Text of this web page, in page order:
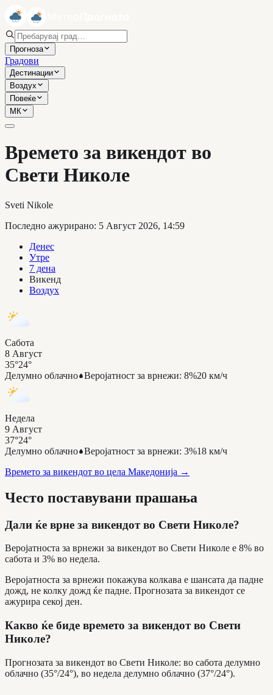
Прогноза
Градови
Дестинации
Воздух
Повеќе
МК
Времето за викендот во
Свети Николе
Sveti Nikole
Последно ажурирано: 5 Август 2026, 14:59
Денес
Утре
7 дена
Викенд
Воздух
Сабота
8 Август
35°24°
Делумно облачно Веројатност за врнежи: 8%20 км/ч
Недела
9 Август
37°24°
Делумно облачно Веројатност за врнежи: 3%18 км/ч
Времето за викендот во цела Македонија →
Често поставувани прашања
Дали ќе врне за викендот во Свети Николе?
Веројатноста за врнежи за викендот во Свети Николе е 8% во
сабота и 3% во недела.
Веројатноста за врнежи покажува колкава е шансата да падне
дожд, не колку дожд ќе падне. Прогнозата за викендот се
ажурира секој ден.
Какво ќе биде времето за викендот во Свети
Николе?
Прогнозата за викендот во Свети Николе: во сабота делумно
облачно (35°/24°), во недела делумно облачно (37°/24°).